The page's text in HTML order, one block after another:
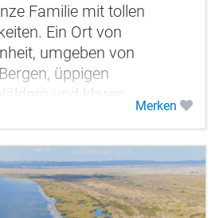
Familie mit tollen
Ein Ort von
umgeben von
üppigen
und klaren
Merken